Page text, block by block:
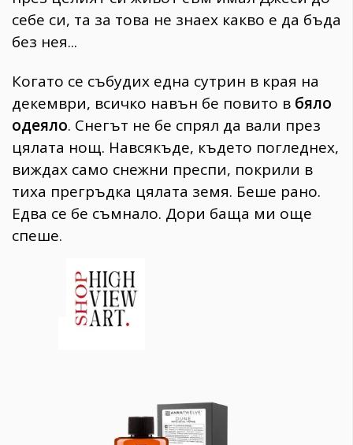
себе си, та за това не знаех какво е да бъда
без нея...
Когато се събудих една сутрин в края на
декември, всичко навън бе повито в бяло
одеяло. Снегът не бе спрял да вали през
цялата нощ. Навсякъде, където погледнех,
виждах само снежни преспи, покрили в
тиха прегръдка цялата земя. Беше рано.
Едва се бе съмнало. Дори баща ми още
спеше.